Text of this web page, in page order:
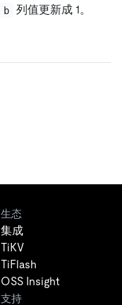
b 列值更新成 1。
生态
集成
TiKV
TiFlash
OSS Insight
支持